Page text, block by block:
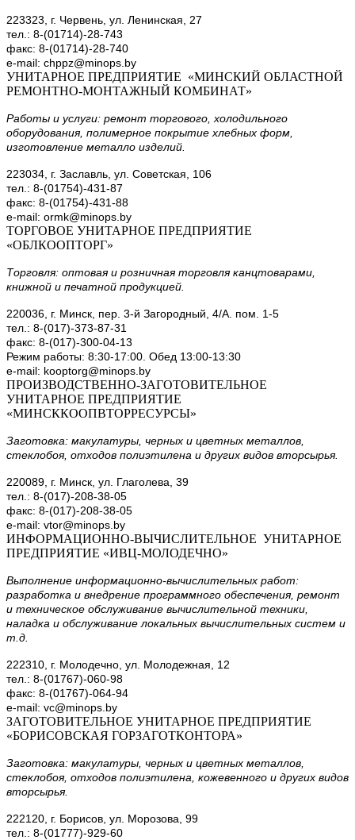
223323, г. Червень, ул. Ленинская, 27
тел.: 8-(01714)-28-743
факс: 8-(01714)-28-740
e-mail: chppz@minops.by
УНИТАРНОЕ ПРЕДПРИЯТИЕ «МИНСКИЙ ОБЛАСТНОЙ
РЕМОНТНО-МОНТАЖНЫЙ КОМБИНАТ»
Работы и услуги: ремонт торгового, холодильного
оборудования, полимерное покрытие хлебных форм,
изготовление металло изделий.
223034, г. Заславль, ул. Советская, 106
тел.: 8-(01754)-431-87
факс: 8-(01754)-431-88
e-mail: ormk@minops.by
ТОРГОВОЕ УНИТАРНОЕ ПРЕДПРИЯТИЕ
«ОБЛКООПТОРГ»
Торговля: оптовая и розничная торговля канцтоварами,
книжной и печатной продукцией.
220036, г. Минск, пер. 3-й Загородный, 4/А. пом. 1-5
тел.: 8-(017)-373-87-31
факс: 8-(017)-300-04-13
Режим работы: 8:30-17:00. Обед 13:00-13:30
e-mail: kooptorg@minops.by
ПРОИЗВОДСТВЕННО-ЗАГОТОВИТЕЛЬНОЕ
УНИТАРНОЕ ПРЕДПРИЯТИЕ
«МИНСККООПВТОРРЕСУРСЫ»
Заготовка: макулатуры, черных и цветных металлов,
стеклобоя, отходов полиэтилена и других видов вторсырья.
220089, г. Минск, ул. Глаголева, 39
тел.: 8-(017)-208-38-05
факс: 8-(017)-208-38-05
e-mail: vtor@minops.by
ИНФОРМАЦИОННО-ВЫЧИСЛИТЕЛЬНОЕ УНИТАРНОЕ
ПРЕДПРИЯТИЕ «ИВЦ-МОЛОДЕЧНО»
Выполнение информационно-вычислительных работ:
разработка и внедрение программного обеспечения, ремонт
и техническое обслуживание вычислительной техники,
наладка и обслуживание локальных вычислительных систем и
т.д.
222310, г. Молодечно, ул. Молодежная, 12
тел.: 8-(01767)-060-98
факс: 8-(01767)-064-94
e-mail: vc@minops.by
ЗАГОТОВИТЕЛЬНОЕ УНИТАРНОЕ ПРЕДПРИЯТИЕ
«БОРИСОВСКАЯ ГОРЗАГОТКОНТОРА»
Заготовка: макулатуры, черных и цветных металлов,
стеклобоя, отходов полиэтилена, кожевенного и других видов
вторсырья.
222120, г. Борисов, ул. Морозова, 99
тел.: 8-(01777)-929-60